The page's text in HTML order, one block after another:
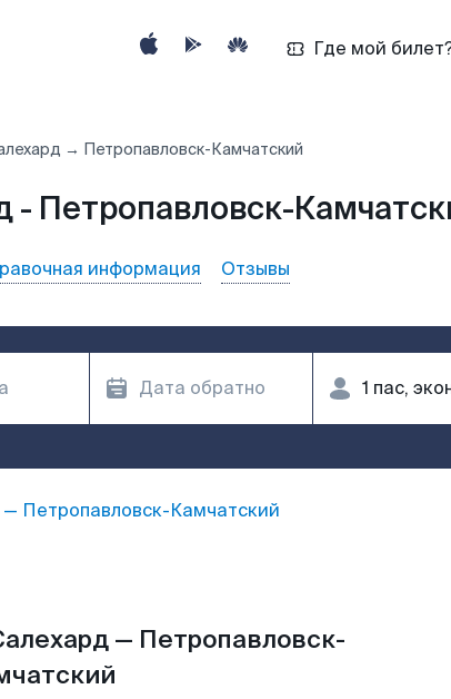
Где мой
→ Петропавловск-Камчатский
- Петропавловск-
информация Отзывы
— Петропавловск-Камчатский
— Петропавловск-